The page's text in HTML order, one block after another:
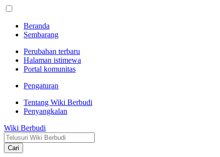
Beranda
Sembarang
Perubahan terbaru
Halaman istimewa
Portal komunitas
Pengaturan
Tentang Wiki Berbudi
Penyangkalan
Wiki Berbudi
Cari